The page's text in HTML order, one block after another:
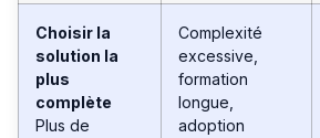
Choisir la
solution la
plus
complète
Plus de
Complexité
excessive,
formation
longue,
adoption